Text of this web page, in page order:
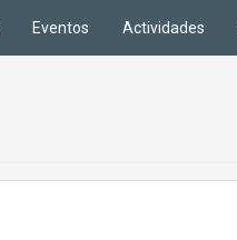
Eventos Actividades